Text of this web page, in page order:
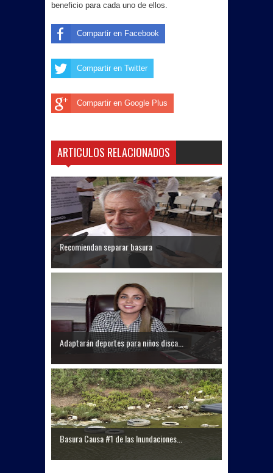
beneficio para cada uno de ellos.
Compartir en Facebook
Compartir en Twitter
Compartir en Google Plus
ARTICULOS RELACIONADOS
Recomiendan separar basura
Adaptarán deportes para niños disca...
Basura Causa #1 de las Inundaciones...